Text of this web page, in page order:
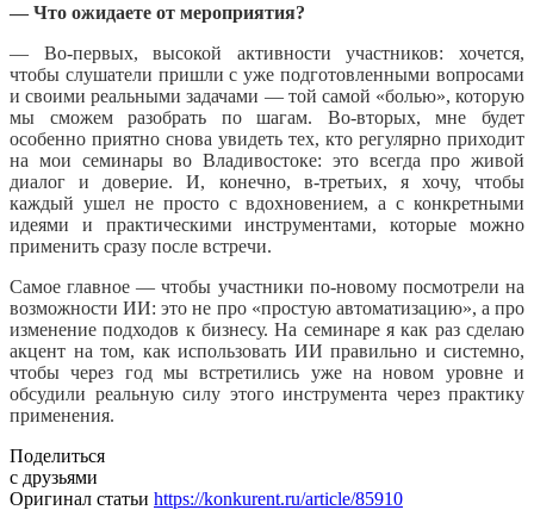
— Что ожидаете от мероприятия?
— Во-первых, высокой активности участников: хочется,
чтобы слушатели пришли с уже подготовленными вопросами
и своими реальными задачами — той самой «болью», которую
мы сможем разобрать по шагам. Во-вторых, мне будет
особенно приятно снова увидеть тех, кто регулярно приходит
на мои семинары во Владивостоке: это всегда про живой
диалог и доверие. И, конечно, в-третьих, я хочу, чтобы
каждый ушел не просто с вдохновением, а с конкретными
идеями и практическими инструментами, которые можно
применить сразу после встречи.
Самое главное — чтобы участники по-новому посмотрели на
возможности ИИ: это не про «простую автоматизацию», а про
изменение подходов к бизнесу. На семинаре я как раз сделаю
акцент на том, как использовать ИИ правильно и системно,
чтобы через год мы встретились уже на новом уровне и
обсудили реальную силу этого инструмента через практику
применения.
Поделиться
с друзьями
Оригинал статьи https://konkurent.ru/article/85910